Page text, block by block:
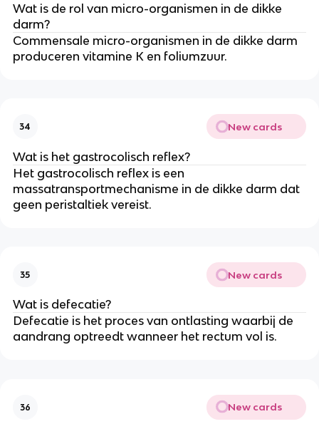
Wat is de rol van micro-organismen in de dikke
darm?
Commensale micro-organismen in de dikke darm
produceren vitamine K en foliumzuur.
34 New cards
Wat is het gastrocolisch reflex?
Het gastrocolisch reflex is een
massatransportmechanisme in de dikke darm dat
geen peristaltiek vereist.
35 New cards
Wat is defecatie?
Defecatie is het proces van ontlasting waarbij de
aandrang optreedt wanneer het rectum vol is.
36 New cards